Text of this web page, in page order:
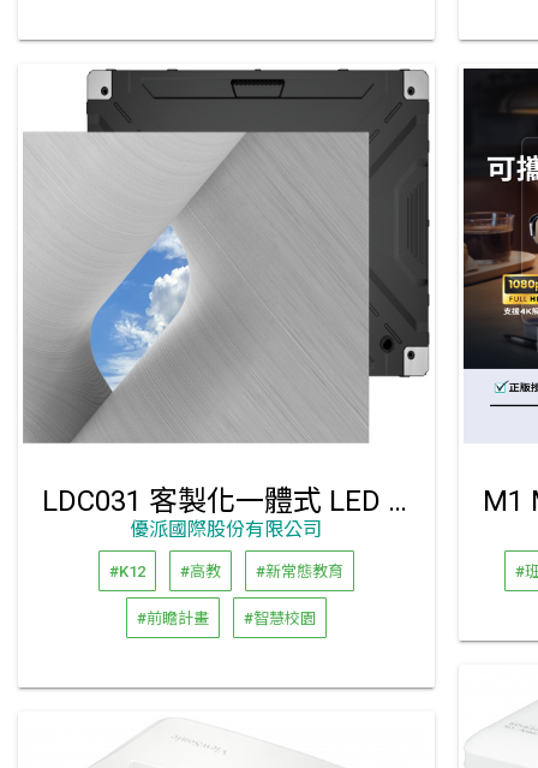
LDC031 客製化一體式 LED 顯示器 (像素間距: P1.5/P1.8/P.2.5)
優派國際股份有限公司
#K12 #高教 #新常態教育
#前瞻計畫 #智慧校園
#